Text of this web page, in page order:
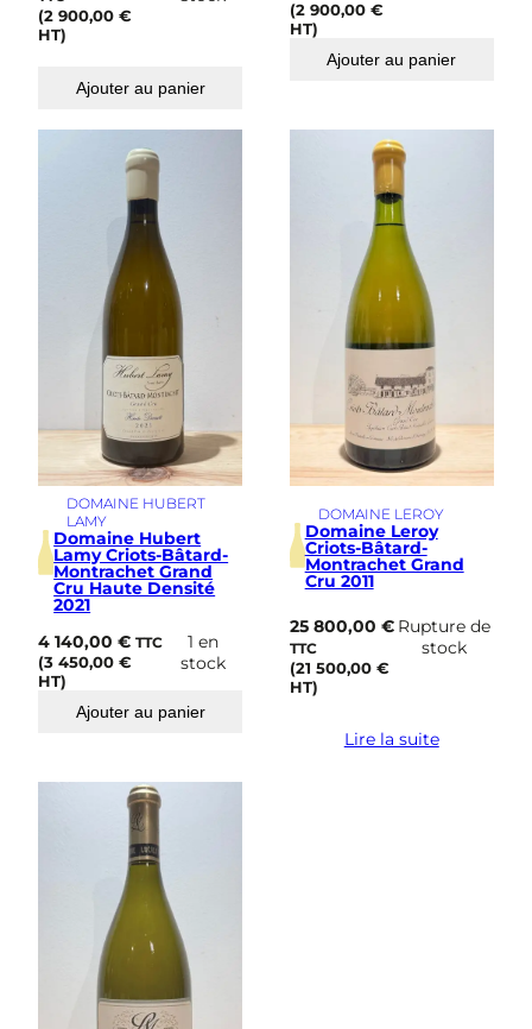
(2 900,00€
HT)
Ajouter au panier
(2 900,00 €
HT)
Ajouter au panier
DOMAINE HUBERT
LAMY
Domaine Hubert
Lamy Criots-Bâtard-
Montrachet Grand
Cru Haute Densité
2021
4 140,00€ TTC
(3 450,00€
HT)
1 en
stock
Ajouter au panier
DOMAINE LEROY
Domaine Leroy
Criots-Bâtard-
Montrachet Grand
Cru 2011
25 800,00 €
TTC
(21 500,00 €
HT)
Rupture de
stock
Lire la suite